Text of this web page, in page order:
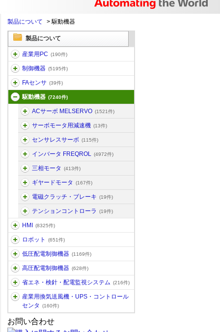
製品について >駆動機器
製品について
産業用PC (190件)
制御機器 (5195件)
FAセンサ (39件)
駆動機器 (7240件)
ACサーボ MELSERVO (1521件)
サーボモータ用減速機 (13件)
センサレスサーボ (115件)
インバータ FREQROL (4972件)
三相モータ (413件)
ギヤードモータ (167件)
電磁クラッチ・ブレーキ (19件)
テンションコントローラ (19件)
HMI (8325件)
ロボット (651件)
低圧配電制御機器 (1169件)
高圧配電制御機器 (628件)
省エネ・検針・配電監視システム (216件)
産業用換気送風機・UPS・コントロール
センタ
(160件)
お問い合わせ